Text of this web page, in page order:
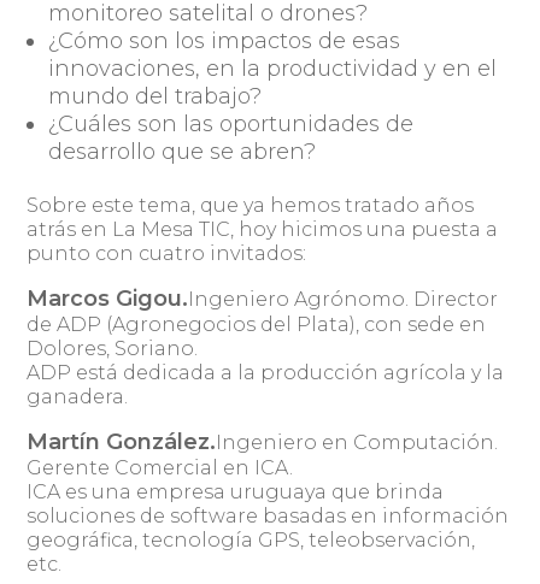
monitoreo satelital o drones?
¿Cómo son los impactos de esas
innovaciones, en la productividad y en el
mundo del trabajo?
¿Cuáles son las oportunidades de
desarrollo que se abren?
Sobre este tema, que ya hemos tratado años
atrás en La Mesa TIC, hoy hicimos una puesta a
punto con cuatro invitados:
Marcos Gigou.Ingeniero Agrónomo. Director
de ADP (Agronegocios del Plata), con sede en
Dolores, Soriano.
ADP está dedicada a la producción agrícola y la
ganadera.
Martín González.Ingeniero en Computación.
Gerente Comercial en ICA.
ICA es una empresa uruguaya que brinda
soluciones de software basadas en información
geográfica, tecnología GPS, teleobservación,
etc.